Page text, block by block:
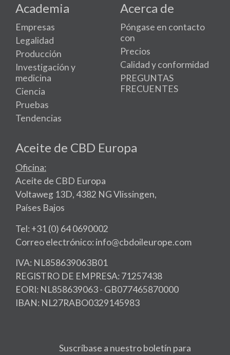
Academia
Empresas
Legalidad
Producción
Investigación y
medicina
Ciencia
Pruebas
Tendencias
Acerca de
Póngase en contacto
con
Precios
Calidad y conformidad
PREGUNTAS
FRECUENTES
Aceite de CBD Europa
Oficina:
Aceite de CBD Europa
Voltaweg 13D, 4382 NG Vlissingen,
Países Bajos
Tel: +31 (0) 64 0690002
Correo electrónico: info@cbdoileurope.com
IVA: NL858639063B01
REGISTRO DE EMPRESA: 71257438
EORI: NL858639063 - GB077465870000
IBAN: NL27RABO0329145983
Suscríbase a nuestro boletín para